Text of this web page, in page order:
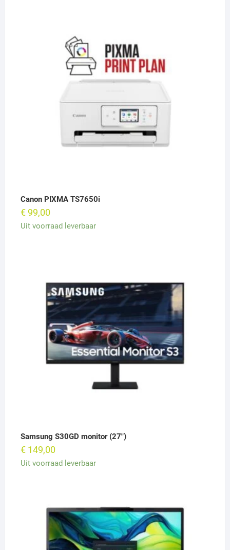
Canon PIXMA TS7650i
€99,00
Uit voorraad leverbaar
Samsung S30GD monitor (27")
€149,00
Uit voorraad leverbaar